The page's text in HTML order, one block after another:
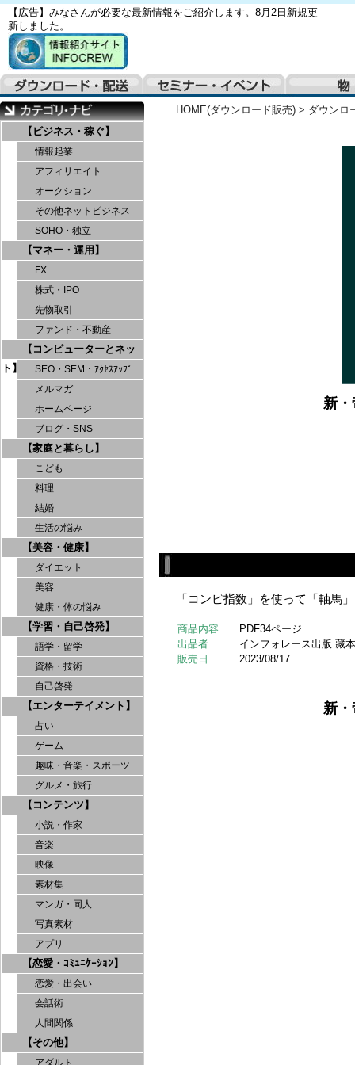
【広告】みなさんが必要な最新情報をご紹介します。8月2日新規更
新しました。
【ビジネス・稼ぐ】
情報起業
アフィリエイト
オークション
その他ネットビジネス
SOHO・独立
【マネー・運用】
FX
株式・IPO
先物取引
ファンド・不動産
【コンピューターとネッ
ト】
SEO・SEM・ｱｸｾｽｱｯﾌﾟ
メルマガ
ホームページ
ブログ・SNS
【家庭と暮らし】
こども
料理
結婚
生活の悩み
【美容・健康】
ダイエット
美容
健康・体の悩み
【学習・自己啓発】
語学・留学
資格・技術
自己啓発
【エンターテイメント】
占い
ゲーム
趣味・音楽・スポーツ
グルメ・旅行
【コンテンツ】
小説・作家
音楽
映像
素材集
マンガ・同人
写真素材
アプリ
【恋愛・ｺﾐｭﾆｹｰｼｮﾝ】
恋愛・出会い
会話術
人間関係
【その他】
アダルト
HOME(ダウンロード販売) > ダウンロ
新
「コンピ指数」を使って「軸馬
商品内容
PDF34ページ
出品者
インフォレース出版 藏
販売日
2023/08/17
新